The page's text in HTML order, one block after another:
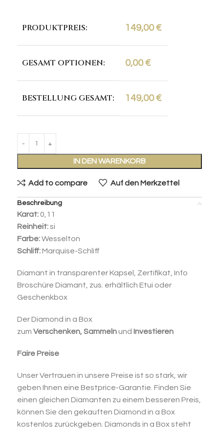
PRODUKTPREIS: 149,00€
GESAMT OPTIONEN: 0,00€
BESTELLUNG GESAMT: 149,00€
IN DEN WARENKORB
Add to compare Auf den Merkzettel
Beschreibung
Karat: 0,11
Reinheit:si
Farbe:Wesselton
Schliff:Marquise-Schliff
Diamant in transparenter Kapsel, Zertifikat, Info
Broschüre Diamant, zus. erhältlich Etui oder
Geschenkbox
Der Diamond in a Box
zum Verschenken,Sammelnund Investieren
Faire Preise
Unser Vertrauen in unsere Preise ist so stark, wir
geben Ihnen eine Bestprice-Garantie. Finden Sie
einen gleichen Diamanten zu einem besseren Preis,
können Sie den gekauften Diamond in a Box
kostenlos zurückgeben. Diamonds in a Box steht